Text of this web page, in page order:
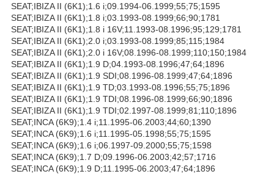
SEAT;IBIZA II (6K1);1.6 i;09.1994-06.1999;55;75;1595
SEAT;IBIZA II (6K1);1.8 i;03.1993-08.1999;66;90;1781
SEAT;IBIZA II (6K1);1.8 i 16V;11.1993-08.1996;95;129;1781
SEAT;IBIZA II (6K1);2.0 i;03.1993-08.1999;85;115;1984
SEAT;IBIZA II (6K1);2.0 i 16V;08.1996-08.1999;110;150;1984
SEAT;IBIZA II (6K1);1.9 D;04.1993-08.1996;47;64;1896
SEAT;IBIZA II (6K1);1.9 SDI;08.1996-08.1999;47;64;1896
SEAT;IBIZA II (6K1);1.9 TD;03.1993-08.1996;55;75;1896
SEAT;IBIZA II (6K1);1.9 TDI;08.1996-08.1999;66;90;1896
SEAT;IBIZA II (6K1);1.9 TDI;02.1997-08.1999;81;110;1896
SEAT;INCA (6K9);1.4 i;11.1995-06.2003;44;60;1390
SEAT;INCA (6K9);1.6 i;11.1995-05.1998;55;75;1595
SEAT;INCA (6K9);1.6 i;06.1997-09.2000;55;75;1598
SEAT;INCA (6K9);1.7 D;09.1996-06.2003;42;57;1716
SEAT;INCA (6K9);1.9 D;11.1995-06.2003;47;64;1896